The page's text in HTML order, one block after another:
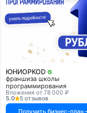
ЮНИОРКОD
франшиза школы
программирования
Вложения от 78 000 ₽
5.0
5 отзывов
Получить бизнес-план